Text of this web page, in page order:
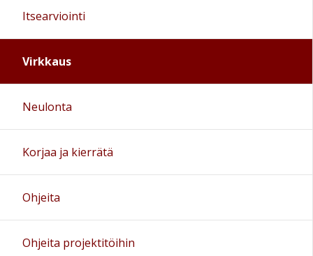
Itsearviointi
Virkkaus
Neulonta
Korjaa ja kierrätä
Ohjeita
Ohjeita projektitöihin